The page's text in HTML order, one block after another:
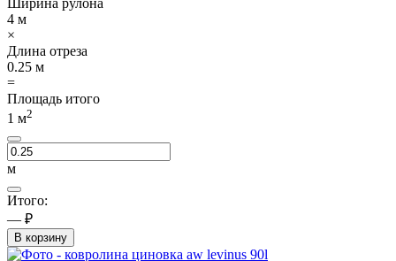
Ширина рулона
4 м
×
Длина отреза
0.25 м
=
Площадь итого
1 м2
м
Итого:
— ₽
В корзину